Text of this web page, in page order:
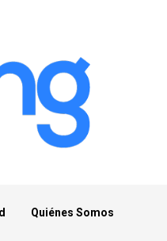
Quiénes Somos